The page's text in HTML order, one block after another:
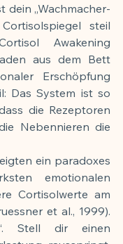
dein „Wachmacher-
steil
Awakening
aus dem Bett
Erschöpfung
Das System ist so
die Rezeptoren
Nebennieren die
ein paradoxes
emotionalen
Cortisolwerte am
et al., 1999).
Stell dir einen